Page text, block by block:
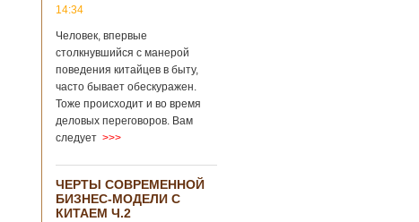
14:34
Человек, впервые
столкнувшийся с манерой
поведения китайцев в быту,
часто бывает обескуражен.
Тоже происходит и во время
деловых переговоров. Вам
следует >>>
ЧЕРТЫ СОВРЕМЕННОЙ
БИЗНЕС-МОДЕЛИ С
КИТАЕМ Ч.2